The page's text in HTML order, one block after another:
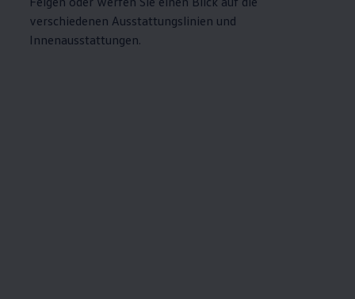
verschiedenen Ausstattungslinien und
Innenausstattungen.